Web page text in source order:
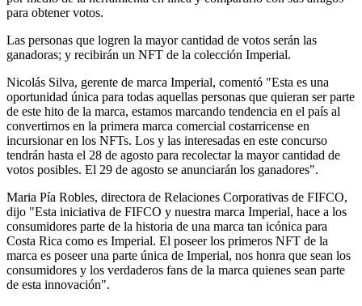
para obtener votos.
Las personas que logren la mayor cantidad de votos serán las
ganadoras; y recibirán un NFT de la colección Imperial.
Nicolás Silva, gerente de marca Imperial, comentó "Esta es una
oportunidad única para todas aquellas personas que quieran ser parte
de este hito de la marca, estamos marcando tendencia en el país al
convertirnos en la primera marca comercial costarricense en
incursionar en los NFTs. Los y las interesadas en este concurso
tendrán hasta el 28 de agosto para recolectar la mayor cantidad de
votos posibles. El 29 de agosto se anunciarán los ganadores".
Maria Pía Robles, directora de Relaciones Corporativas de FIFCO,
dijo "Esta iniciativa de FIFCO y nuestra marca Imperial, hace a los
consumidores parte de la historia de una marca tan icónica para
Costa Rica como es Imperial. El poseer los primeros NFT de la
marca es poseer una parte única de Imperial, nos honra que sean los
consumidores y los verdaderos fans de la marca quienes sean parte
de esta innovación".